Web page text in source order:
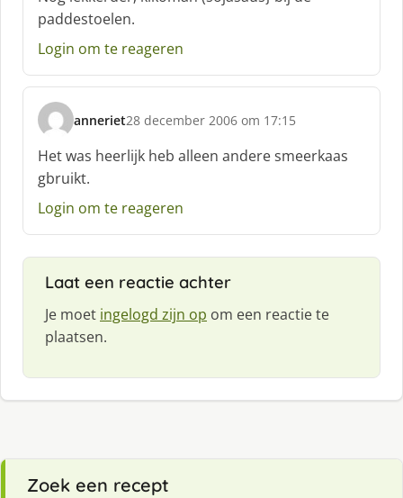
r
e
e
:
paddestoelen.
Login om te reageren
anneriet
s
c
h
r
e
:
28 december 2006 om 17:15
Het was heerlijk heb alleen andere smeerkaas
gbruikt.
Login om te reageren
Laat een reactie achter
Je moet ingelogd zijn op om een reactie te
plaatsen.
Zoek een recept